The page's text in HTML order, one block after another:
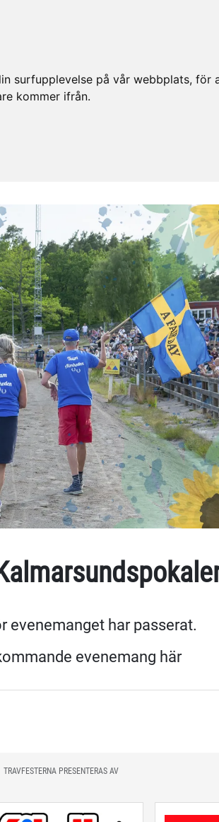
surfupplevelse på vår webbplats, för
kommer ifrån.
evenemanget har passerat.
evenemang här
TRAVFESTERNA PRESENTERAS AV